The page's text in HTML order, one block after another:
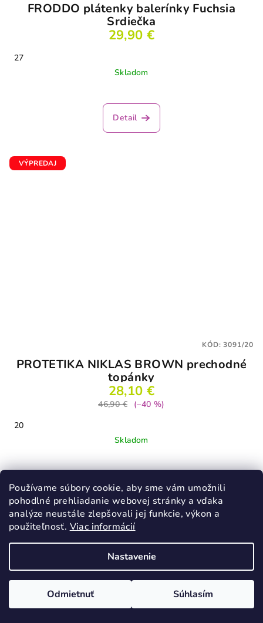
Používame súbory cookie, aby sme vám umožnili
pohodlné prehliadanie webovej stránky a vďaka
analýze neustále zlepšovali jej funkcie, výkon a
použiteľnosť. Viac informácií
Nastavenie
Odmietnuť Súhlasím
FRODDO plátenky balerínky Fuchsia
Srdiečka
29,90 €
27
Skladom
Detail
VÝPREDAJ
PROTETIKA NIKLAS BROWN prechodné
topánky
28,10 €
46,90 €
(–40 %)
20
Skladom
Detail
KÓD:3091/20